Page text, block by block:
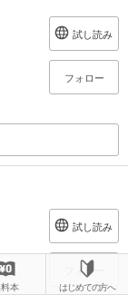
試し読み
フォロー
試し読み
フォロー
本 はじめての方へ